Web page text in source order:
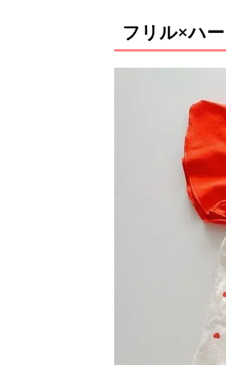
フリル×ハ